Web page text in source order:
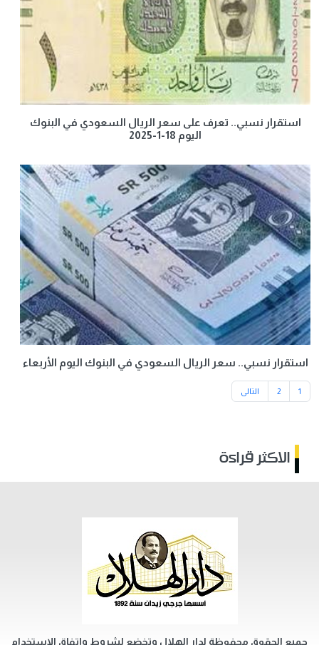
استقرار نسبي.. تعرف على سعر الريال السعودي في البنوك
اليوم 18-1-2025
استقرار نسبي.. سعر الريال السعودي في البنوك اليوم الأربعاء
1
2 التالى
الاكثر قراءة
جميع الحقوق محفوظة لدار الهلال وتخضع لشروط وإتفاق الإستخدام